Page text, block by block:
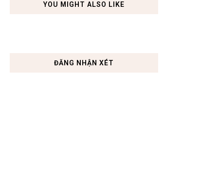
YOU MIGHT ALSO LIKE
ĐĂNG NHẬN XÉT